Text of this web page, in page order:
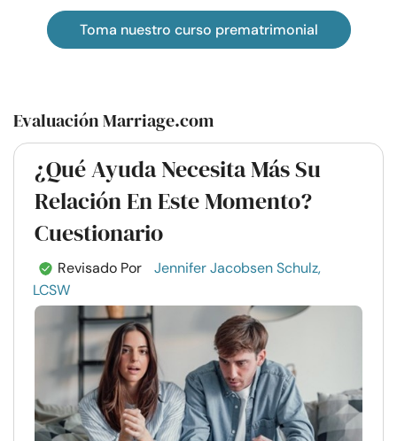
Toma nuestro curso prematrimonial
Evaluación Marriage.com
¿Qué Ayuda Necesita Más Su
Relación En Este Momento?
Cuestionario
Revisado Por
Jennifer Jacobsen Schulz,
LCSW